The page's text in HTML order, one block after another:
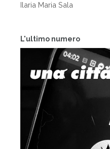
L'ultimo numero
Ilaria Maria Sala